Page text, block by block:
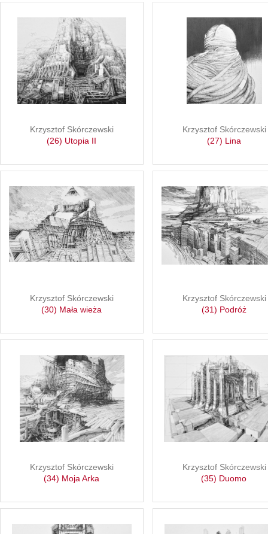
Krzysztof Skórczewski
(26) Utopia II
Krzysztof Skórczewski
(27) Lina
Krzysztof Skórczewski
(30) Mała wieża
Krzysztof Skórczewski
(31) Podróż
Krzysztof Skórczewski
(34) Moja Arka
Krzysztof Skórczewski
(35) Duomo